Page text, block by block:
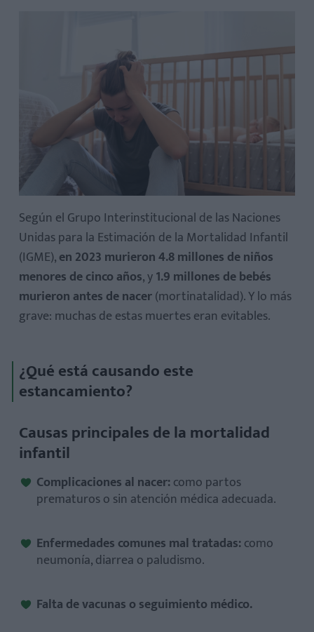
Según el Grupo Interinstitucional de las Naciones
Unidas para la Estimación de la Mortalidad Infantil
(IGME),en 2023 murieron 4.8 millones de niños
menores de cinco años, y1.9 millones de bebés
murieron antes de nacer(mortinatalidad). Y lo más
grave: muchas de estas muertes eran evitables.
¿Qué está causando este
estancamiento?
Causas principales de la mortalidad
infantil
Complicaciones al nacer:como partos
prematuros o sin atención médica adecuada.
Enfermedades comunes mal tratadas:como
neumonía, diarrea o paludismo.
Falta de vacunas o seguimiento médico.